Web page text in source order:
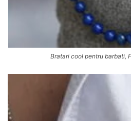
Bratari cool pentru barbati,